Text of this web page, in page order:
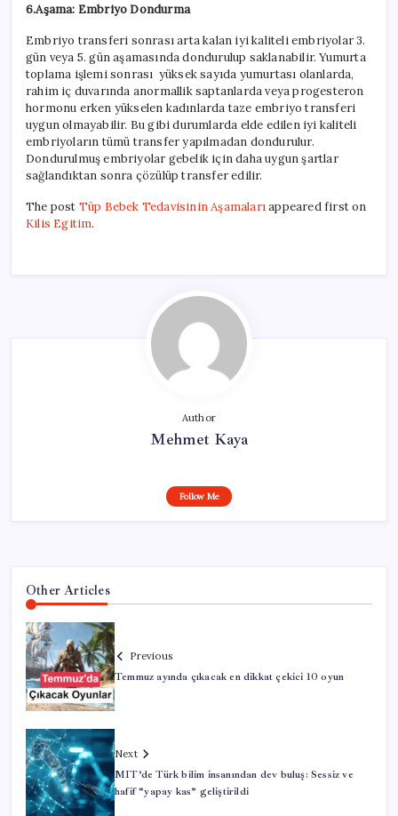
6.Aşama: Embriyo Dondurma
Embriyo transferi sonrası arta kalan iyi kaliteli embriyolar 3.
gün veya 5. gün aşamasında dondurulup saklanabilir. Yumurta
toplama işlemi sonrası yüksek sayıda yumurtası olanlarda,
rahim iç duvarında anormallik saptanlarda veya progesteron
hormonu erken yükselen kadınlarda taze embriyo transferi
uygun olmayabilir. Bu gibi durumlarda elde edilen iyi kaliteli
embriyoların tümü transfer yapılmadan dondurulur.
Dondurulmuş embriyolar gebelik için daha uygun şartlar
sağlandıktan sonra çözülüp transfer edilir.
The post Tüp Bebek Tedavisinin Aşamalarıappeared first on
Kilis Egitim.
Author
Mehmet Kaya
Follow Me
Other Articles
Previous
Temmuz ayında çıkacak en dikkat çekici 10 oyun
Next
MIT’de Türk bilim insanından dev buluş: Sessiz ve
hafif “yapay kas” geliştirildi